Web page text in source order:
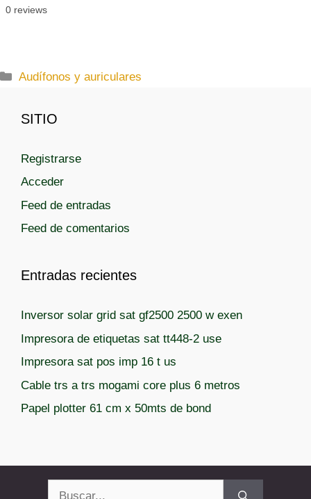
0 reviews
C
e
o
r
a
s
Audífonos y auriculares
SITIO
Registrarse
Acceder
Feed de entradas
Feed de comentarios
Entradas recientes
Inversor solar grid sat gf2500 2500 w exen
Impresora de etiquetas sat tt448-2 use
Impresora sat pos imp 16 t us
Cable trs a trs mogami core plus 6 metros
Papel plotter 61 cm x 50mts de bond